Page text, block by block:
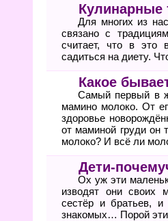
Кулинарные
Для многих из
связано с
считает, что в это
садиться на диету.
Какое
Самый первый в
мамино молоко. От
здоровье
от маминой груди он
молоко? И всё ли
Дети-
Ох уж эти
изводят они своих
сестёр и братьев, и
знакомых… Порой эти